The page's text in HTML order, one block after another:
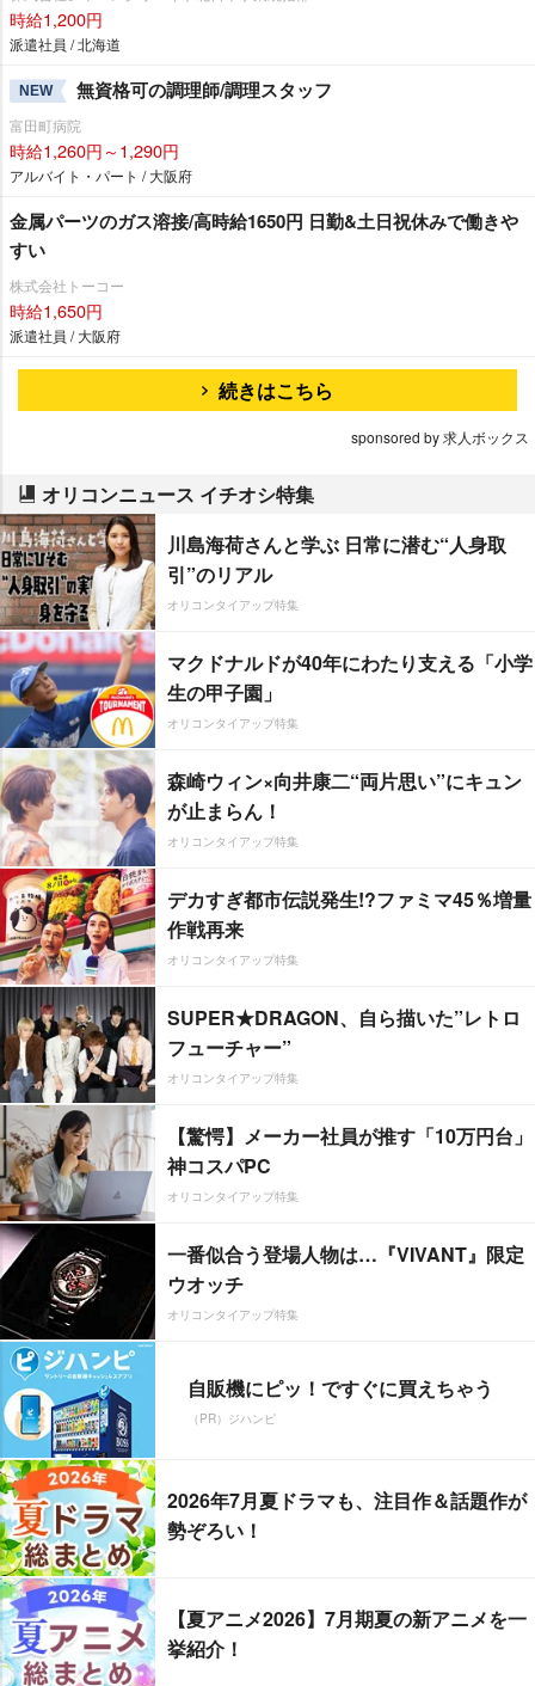
時給1,200円
派遣社員 / 北海道
NEW 無資格可の調理師/調理スタッフ
富田町病院
時給1,260円～1,290円
アルバイト・パート / 大阪府
金属パーツのガス溶接/高時給1650円 日勤&土日祝休みで働き
すい
株式会社トーコー
時給1,650円
派遣社員 / 大阪府
続きはこちら
sponsored by 求人ボックス
オリコンニュース イチオシ特集
川島海荷さんと学ぶ 日常に潜む“人身取
引”のリアル
オリコンタイアップ特集
マクドナルドが40年にわたり支える「小学
生の甲子園」
オリコンタイアップ特集
森崎ウィン×向井康二“両片思い”にキュン
が止まらん！
オリコンタイアップ特集
デカすぎ都市伝説発生!?ファミマ45％増量
作戦再来
オリコンタイアップ特集
SUPER★DRAGON、自ら描いた”レトロ
フューチャー”
オリコンタイアップ特集
【驚愕】メーカー社員が推す「10万円台」
神コスパPC
オリコンタイアップ特集
一番似合う登場人物は…『VIVANT』限定
ウオッチ
オリコンタイアップ特集
自販機にピッ！ですぐに買えちゃう
（PR）ジハンピ
2026年7月夏ドラマも、注目作＆話題作が
勢ぞろい！
【夏アニメ2026】7月期夏の新アニメを一
挙紹介！